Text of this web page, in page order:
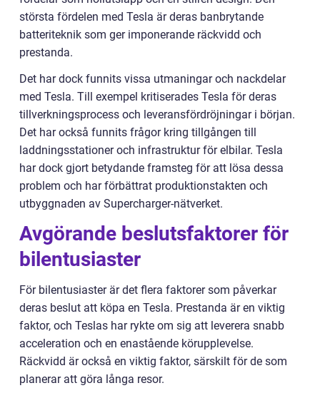
största fördelen med Tesla är deras banbrytande
batteriteknik som ger imponerande räckvidd och
prestanda.
Det har dock funnits vissa utmaningar och nackdelar
med Tesla. Till exempel kritiserades Tesla för deras
tillverkningsprocess och leveransfördröjningar i början.
Det har också funnits frågor kring tillgången till
laddningsstationer och infrastruktur för elbilar. Tesla
har dock gjort betydande framsteg för att lösa dessa
problem och har förbättrat produktionstakten och
utbyggnaden av Supercharger-nätverket.
Avgörande beslutsfaktorer för
bilentusiaster
För bilentusiaster är det flera faktorer som påverkar
deras beslut att köpa en Tesla. Prestanda är en viktig
faktor, och Teslas har rykte om sig att leverera snabb
acceleration och en enastående körupplevelse.
Räckvidd är också en viktig faktor, särskilt för de som
planerar att göra långa resor.